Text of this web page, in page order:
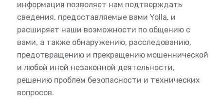
информация позволяет нам подтверждать
сведения, предоставляемые вами Yolla, и
расширяет наши возможности по общению с
вами, а также обнаружению, расследованию,
предотвращению и прекращению мошеннической
и любой иной незаконной деятельности,
решению проблем безопасности и технических
вопросов.